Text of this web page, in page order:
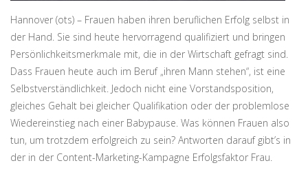
Hannover (ots) – Frauen haben ihren beruflichen Erfolg selbst in
der Hand. Sie sind heute hervorragend qualifiziert und bringen
Persönlichkeitsmerkmale mit, die in der Wirtschaft gefragt sind.
Dass Frauen heute auch im Beruf „ihren Mann stehen“, ist eine
Selbstverständlichkeit. Jedoch nicht eine Vorstandsposition,
gleiches Gehalt bei gleicher Qualifikation oder der problemlose
Wiedereinstieg nach einer Babypause. Was können Frauen also
tun, um trotzdem erfolgreich zu sein? Antworten darauf gibt’s in
der in der Content-Marketing-Kampagne Erfolgsfaktor Frau.